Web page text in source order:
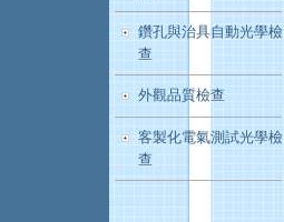
鑽孔與治具自動光學檢
查
外觀品質檢查
客製化電氣測試光學檢
查